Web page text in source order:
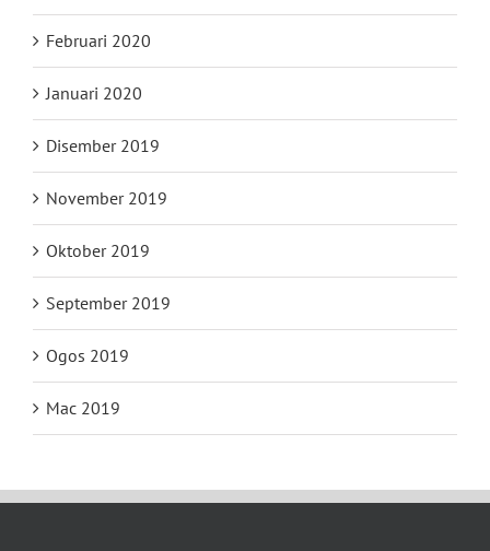
Februari 2020
Januari 2020
Disember 2019
November 2019
Oktober 2019
September 2019
Ogos 2019
Mac 2019